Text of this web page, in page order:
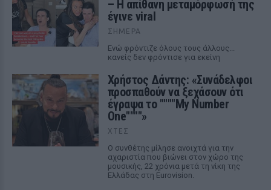
– Η απίθανη μεταμόρφωσή της
έγινε viral
ΣΉΜΕΡΑ
Ενώ φρόντιζε όλους τους άλλους...
κανείς δεν φρόντισε για εκείνη
Χρήστος Δάντης: «Συνάδελφοι
προσπαθούν να ξεχάσουν ότι
έγραψα το """"My Number
One""""»
ΧΤΕΣ
Ο συνθέτης μίλησε ανοιχτά για την
αχαριστία που βιώνει στον χώρο της
μουσικής, 22 χρόνια μετά τη νίκη της
Ελλάδας στη Eurovision.